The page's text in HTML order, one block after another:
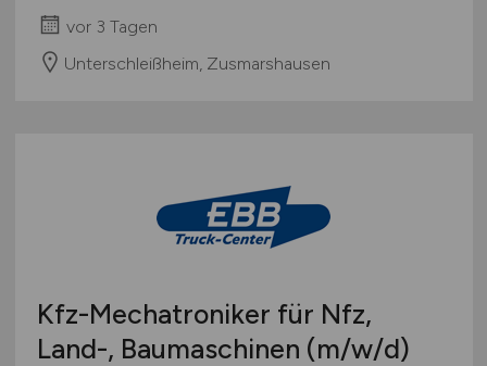
vor 3 Tagen
Unterschleißheim, Zusmarshausen
Kfz-Mechatroniker für Nfz,
Land-, Baumaschinen (m/w/d)